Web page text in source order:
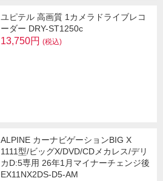
ユピテル 高画質 1カメラドライブレコ
ーダー DRY-ST1250c
13,750円 (税込)
ALPINE カーナビゲーションBIG X
1111型/ビッグX/DVD/CDメカレス/デリ
カD:5専用 26年1月マイナーチェンジ後
EX11NX2DS-D5-AM